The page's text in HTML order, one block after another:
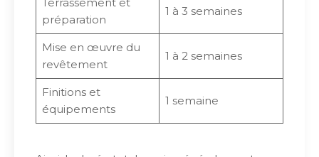
préparation
1 à 3 semaines
Mise en œuvre du
revêtement
1 à 2 semaines
Finitions et
équipements
1 semaine